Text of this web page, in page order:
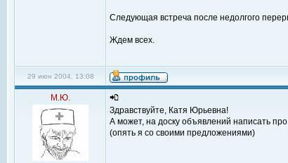
Следующая встреча после недолгого
Ждем всех.
29 июн 2004, 13:08
М.Ю.
Здравствуйте, Катя Юрьевна!
А может, на доску объявлений написать
(опять я со своими предложениями)